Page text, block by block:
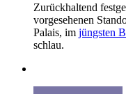
Zurückhaltend
vorgesehenen
Palais, im jüngsten
schlau.